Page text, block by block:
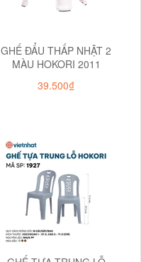
GHẾ ĐẨU THẤP NHẬT 2
MÀU HOKORI 2011
39.500₫